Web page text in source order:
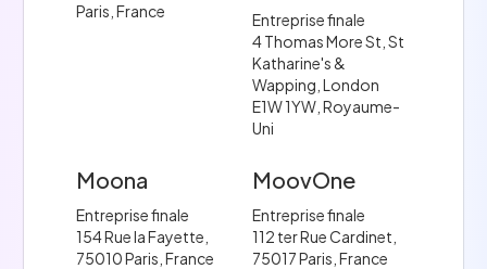
Paris, France
Entreprise finale
4 Thomas More St, St
Katharine's &
Wapping, London
E1W 1YW, Royaume-
Uni
Moona
Entreprise finale
154 Rue la Fayette,
75010 Paris, France
MoovOne
Entreprise finale
112 ter Rue Cardinet,
75017 Paris, France